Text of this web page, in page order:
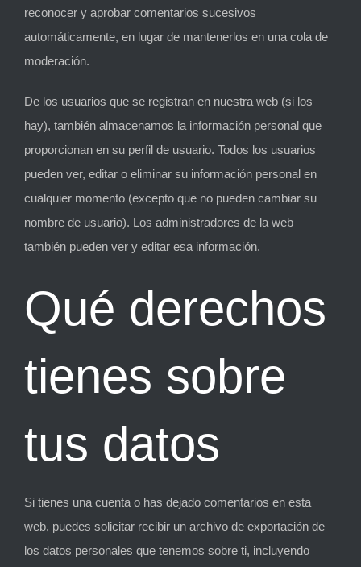
reconocer y aprobar comentarios sucesivos
automáticamente, en lugar de mantenerlos en una cola de
moderación.
De los usuarios que se registran en nuestra web (si los
hay), también almacenamos la información personal que
proporcionan en su perfil de usuario. Todos los usuarios
pueden ver, editar o eliminar su información personal en
cualquier momento (excepto que no pueden cambiar su
nombre de usuario). Los administradores de la web
también pueden ver y editar esa información.
Qué derechos
tienes sobre
tus datos
Si tienes una cuenta o has dejado comentarios en esta
web, puedes solicitar recibir un archivo de exportación de
los datos personales que tenemos sobre ti, incluyendo